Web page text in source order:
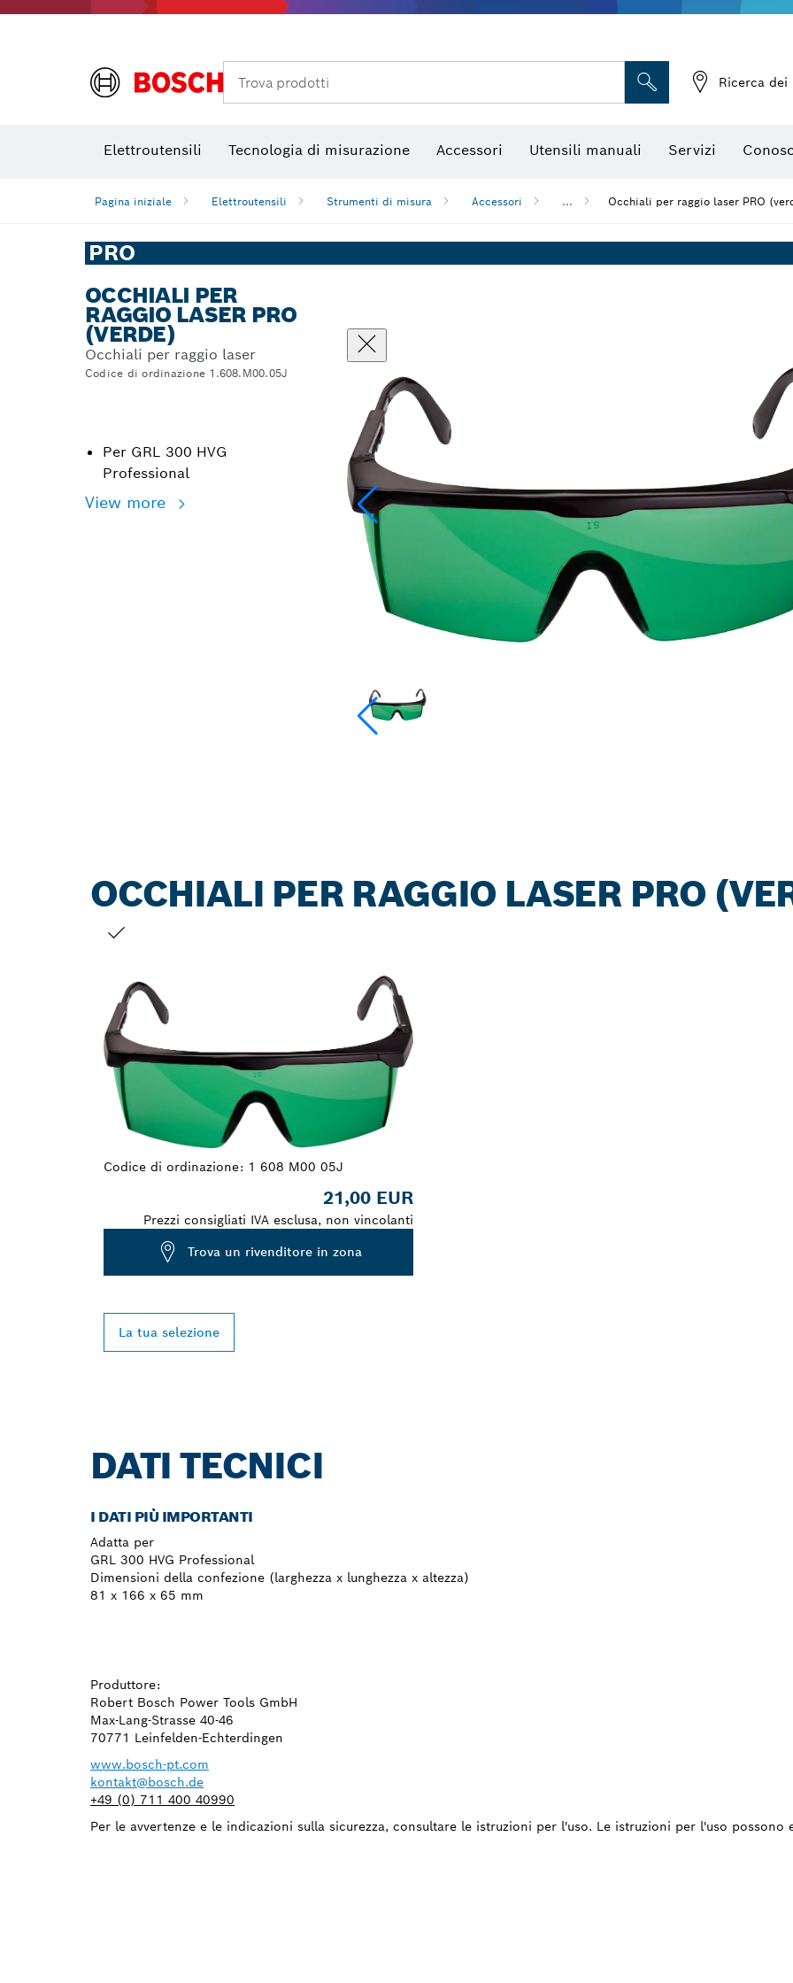
Trova prodotti Ricerca
Elettroutensili Tecnologia di misurazione Accessori Utensili manuali Servizi
Pagina iniziale Elettroutensili Strumenti di misura Accessori ... Occhiali per raggio laser PRO
PRO
OCCHIALI PER
RAGGIO LASER PRO
(VERDE)
Occhiali per raggio laser
Codice di ordinazione 1.608.M00.05J
Per GRL 300 HVG
Professional
View more
OCCHIALI PER RAGGIO LASER PRO
Codice di ordinazione: 1 608 M00 05J
21,00 EUR
Prezzi consigliati IVA esclusa, non vincolanti
Trova un rivenditore in zona
La tua selezione
DATI TECNICI
I DATI PIÙ IMPORTANTI
Adatta per
GRL 300 HVG Professional
Dimensioni della confezione (larghezza x lunghezza x altezza)
81 x 166 x 65 mm
Produttore:
Robert Bosch Power Tools GmbH
Max-Lang-Strasse 40-46
70771 Leinfelden-Echterdingen
www.bosch-pt.com
kontakt@bosch.de
+49 (0) 711 400 40990
Per le avvertenze e le indicazioni sulla sicurezza, consultare le istruzioni per l'uso. Le istruzioni per l'uso possono